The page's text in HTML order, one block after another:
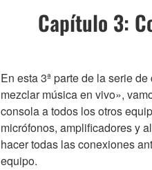
Capítulo 3:
En esta 3ª parte de la serie
mezclar música en vivo»,
consola a todos los otros
micrófonos, amplificadores y
hacer todas las conexiones
equipo.